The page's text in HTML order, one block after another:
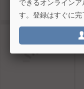
できるオンライン
す。登録はすぐに完